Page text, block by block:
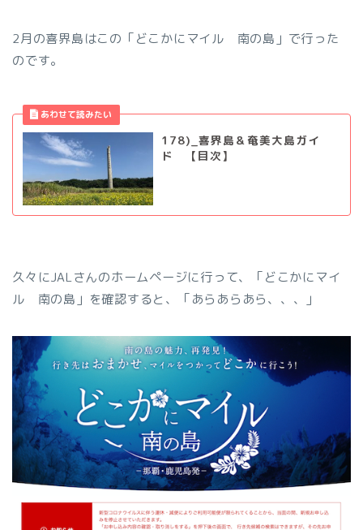
2月の喜界島はこの「どこかにマイル 南の島」で行った
のです。
178)_喜界島＆奄美大島ガイ
ド 【目次】
久々にJALさんのホームページに行って、「どこかにマイ
ル 南の島」を確認すると、「あらあらあら、、、」